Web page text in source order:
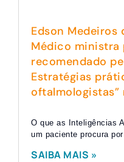
Edson Medeiros
Médico ministra
recomendado
Estratégias
oftalmologistas”
O que as Inteligências
um paciente procura
SAIBA MAIS »